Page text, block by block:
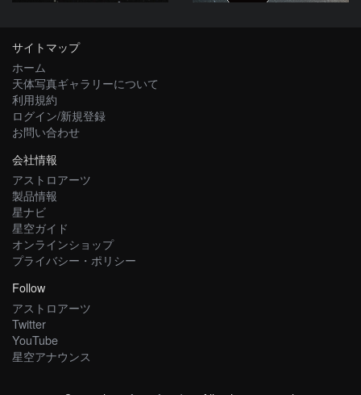
サイトマップ
ホーム
天体写真ギャラリーについて
利用規約
ログイン/新規登録
お問い合わせ
会社情報
アストロアーツ
製品情報
星ナビ
星空ガイド
オンラインショップ
プライバシー・ポリシー
Follow
アストロアーツ
Twitter
YouTube
星空アナウンス